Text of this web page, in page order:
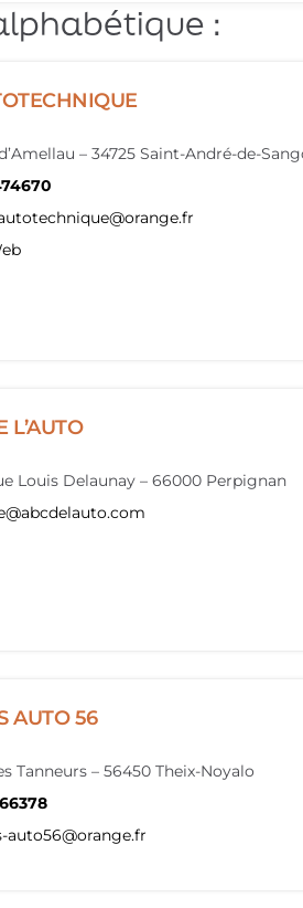
:
– 34725 Saint-André-de-
@orange.fr
L’AUTO
Louis Delaunay– 66000 Perpignan
@abcdelauto.com
AUTO 56
Tanneurs– 56450 Theix-Noyalo
auto56@orange.fr